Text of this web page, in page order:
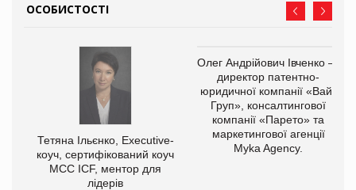
ОСОБИСТОСТІ
Тетяна Ільєнко, Executive-
коуч, сертифікований коуч
МСС ICF, ментор для
лідерів
Олег Андрійович Івченко —
директор патентно-
юридичної компанії «Вайз
Груп», консалтингової
компанії «Парето» та
маркетингової агенції
Myka Agency.